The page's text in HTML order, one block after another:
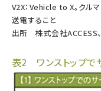
V2X：Vehicle to X。クル
送電すること
出所 株式会社ACCESS、
表2 ワンストップで